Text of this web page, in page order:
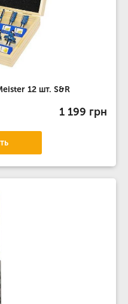
12 шт. S&R
1 199 грн